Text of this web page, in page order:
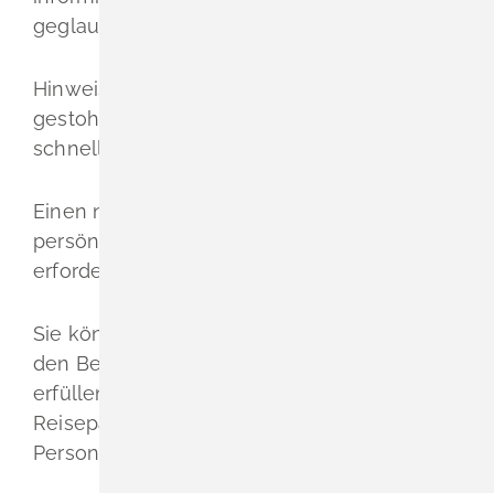
geglaubte Dokument wiederfinden.
Hinweis: Wurde der Personalausweis
gestohlen, zeigen Sie den Verlust
schnellstmöglich bei der Polizei an.
Einen neuen Ausweis müssen Sie
persönlich beantragen und die
erforderlichen Unterlagen dafür mitbringen.
Sie können Ihre Ausweispflicht auch durch
den Besitz eines gültigen Reisepasses
erfüllen.
Reisepass, müssen Sie einen neuen
Personalausweis beantragen.